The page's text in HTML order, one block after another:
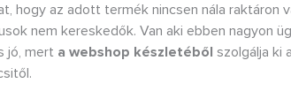
hogy az adott termék nincsen nála raktáron
nem kereskedők. Van aki ebben nagyon
jó, mert a webshop készletéből szolgálja ki